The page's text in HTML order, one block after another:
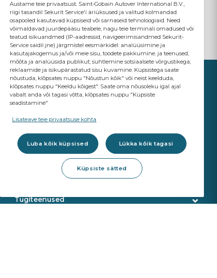
YOUR BUSINESS
A Saint-Gobain brand
Klaasid
Töökoja tooted
Tugiteenused
Austame teie privaatsust. Saint-Gobain Autover International B.V.,
riigi tasandil Sekurit Service'i äriüksused ja valitud kolmandad
osapooled kasutavad küpsiseid või sarnaseid tehnoloogiaid. Need
võimaldavad juurdepääsu teabele, nagu teie terminali omadused või
teatud isikuandmed (IP-aadressid, navigeerimisandmed Sekurit-
Service saidil jne) järgmistel eesmärkidel: analüüsimine ja
kasutajakogemus ja/või meie sisu, toodete pakkumine. ja teenused;
mõõta ja analüüsida publikut; suhtlemine sotsiaalsete võrgustikega;
reklaamide ja isikupärastatud sisu kuvamine. Küpsistega saate
nõustuda, klõpsates nuppu "Nõustun kõik" või neist keelduda,
klõpsates nuppu "Keeldu kõigest". Saate oma nõusoleku igal ajal
vabalt anda või tagasi võtta, klõpsates nuppu "Küpsiste
seadistamine"
Lisateave teie privaatsuse kohta
Luba kõik küpsised Lükka kõik tagasi
Küpsiste sätted